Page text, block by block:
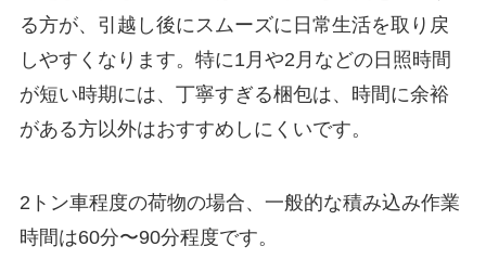
る方が、引越し後にスムーズに日常生活を取り戻
しやすくなります。特に1月や2月などの日照時間
が短い時期には、丁寧すぎる梱包は、時間に余裕
がある方以外はおすすめしにくいです。
2トン車程度の荷物の場合、一般的な積み込み作業
時間は60分〜90分程度です。